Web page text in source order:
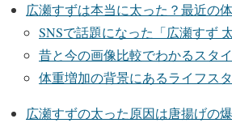
広瀬すずは本当に太った？最近の
SNSで話題になった「広瀬すず
昔と今の画像比較でわかるスタ
体重増加の背景にあるライフス
広瀬すずの太った原因は唐揚げの